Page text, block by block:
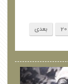
20 بعدی